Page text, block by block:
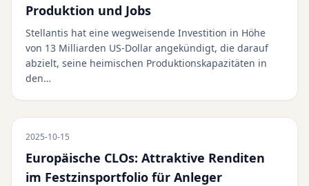
Produktion und Jobs
Stellantis hat eine wegweisende Investition in Höhe
von 13 Milliarden US-Dollar angekündigt, die darauf
abzielt, seine heimischen Produktionskapazitäten in
den…
2025-10-15
Europäische CLOs: Attraktive Renditen
im Festzinsportfolio für Anleger